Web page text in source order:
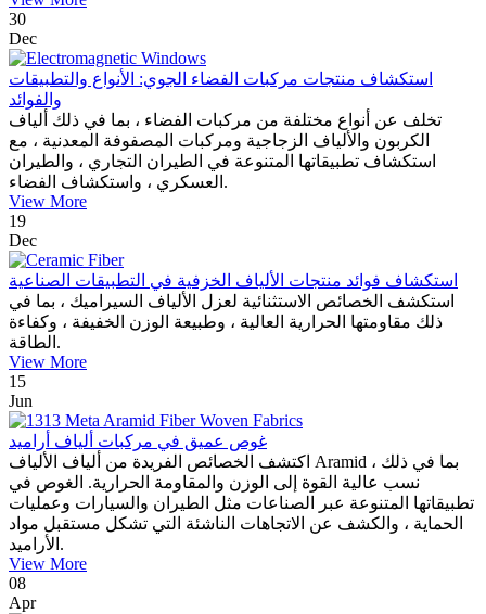
30
Dec
استكشاف منتجات مركبات الفضاء الجوي: الأنواع والتطبيقات
والفوائد
تخلف عن أنواع مختلفة من مركبات الفضاء ، بما في ذلك ألياف
الكربون والألياف الزجاجية ومركبات المصفوفة المعدنية ، مع
استكشاف تطبيقاتها المتنوعة في الطيران التجاري ، والطيران
العسكري ، واستكشاف الفضاء.
View More
19
Dec
استكشاف فوائد منتجات الألياف الخزفية في التطبيقات الصناعية
استكشف الخصائص الاستثنائية لعزل الألياف السيراميك ، بما في
ذلك مقاومتها الحرارية العالية ، وطبيعة الوزن الخفيفة ، وكفاءة
الطاقة.
View More
15
Jun
غوص عميق في مركبات ألياف أراميد
اكتشف الخصائص الفريدة من ألياف الألياف Aramid ، بما في ذلك
نسب عالية القوة إلى الوزن والمقاومة الحرارية. الغوص في
تطبيقاتها المتنوعة عبر الصناعات مثل الطيران والسيارات وعمليات
الحماية ، والكشف عن الاتجاهات الناشئة التي تشكل مستقبل مواد
الأراميد.
View More
08
Apr